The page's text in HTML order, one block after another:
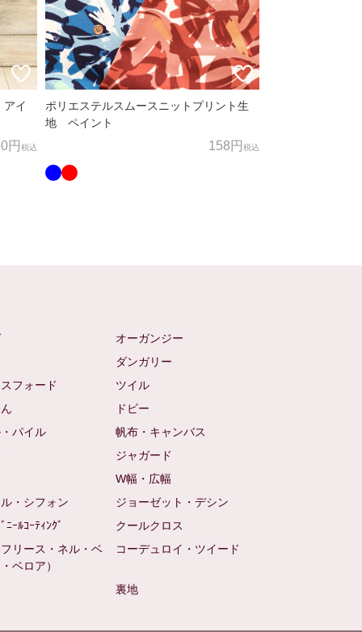
イ
円 税込
ポリエステルスムースニットプリント生
地 ペイント
158円 税込
オーガンジー
ダンガリー
フォード
ツイル
ドビー
パイル
帆布・キャンバス
ジャガード
W幅・広幅
・シフォン
ジョーゼット・デシン
ﾆｰﾙｺｰﾃｨﾝｸﾞ
クールクロス
リース・ネル・ベ
ベロア）
コーデュロイ・ツイード
裏地